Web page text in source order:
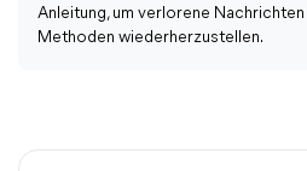
Anleitung, um verlorene
Methoden wiederherzustellen.